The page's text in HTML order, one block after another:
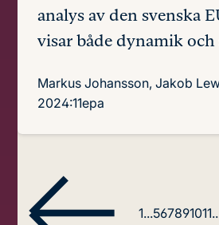
analys av den svenska
visar både dynamik
Markus Johansson, Jakob
2024:11epa
1...567891011